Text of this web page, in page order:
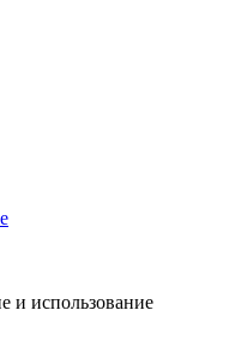
и использование